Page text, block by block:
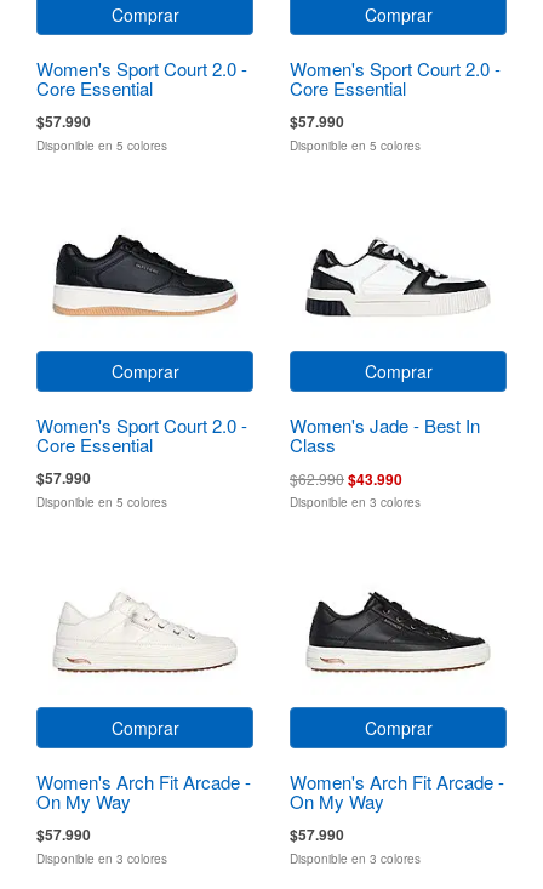
Comprar
Women's Sport Court 2.0 -
Core Essential
$57.990
Disponible en 5 colores
Comprar
Women's Sport Court 2.0 -
Core Essential
$57.990
Disponible en 5 colores
Comprar
Women's Sport Court 2.0 -
Core Essential
$57.990
Disponible en 5 colores
Comprar
Women's Jade - Best In
Class
$62.990$43.990
Disponible en 3 colores
Comprar
Women's Arch Fit Arcade -
On My Way
$57.990
Disponible en 3 colores
Comprar
Women's Arch Fit Arcade -
On My Way
$57.990
Disponible en 3 colores